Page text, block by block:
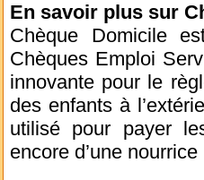
En savoir plus sur
Chèque Domicile
Chèques Emploi
innovante pour le
des enfants à
utilisé pour payer
encore d’une